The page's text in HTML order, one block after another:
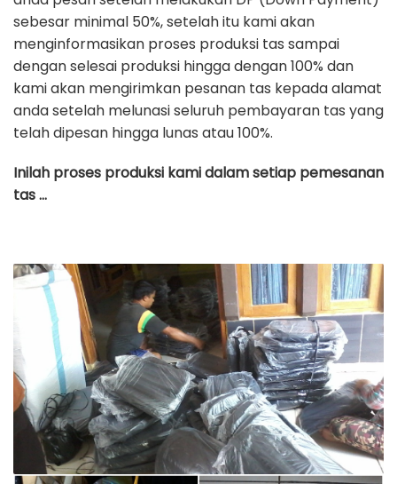
sebesar minimal 50%, setelah itu kami akan
menginformasikan proses produksi tas sampai
dengan selesai produksi hingga dengan 100% dan
kami akan mengirimkan pesanan tas kepada alamat
anda setelah melunasi seluruh pembayaran tas yang
telah dipesan hingga lunas atau 100%.
Inilah proses produksi kami dalam setiap pemesanan
tas …